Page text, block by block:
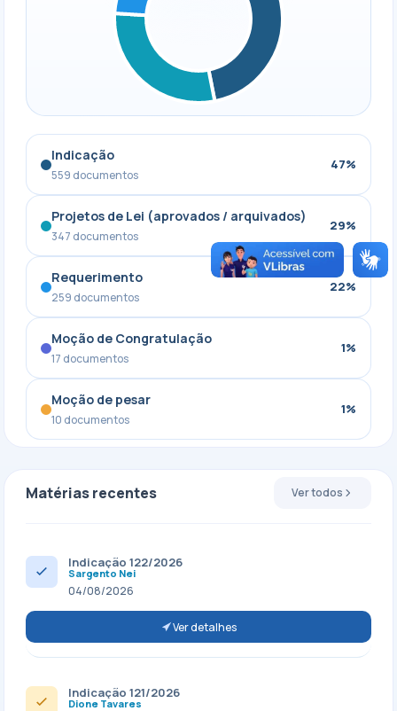
Indicação
559 documentos
47%
Projetos de Lei (aprovados / arquivados)
347 documentos
29%
Requerimento
259 documentos
22%
Moção de Congratulação
17 documentos
1%
Moção de pesar
10 documentos
1%
Matérias recentes Ver todos
Indicação 122/2026
Sargento Nei
04/08/2026
Ver detalhes
Indicação 121/2026
Dione Tavares